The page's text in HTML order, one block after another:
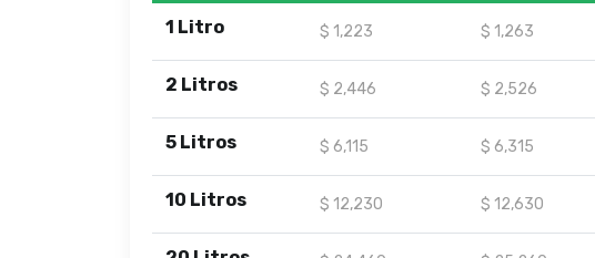
1 Litro $ 1,223 $ 1,263
2 Litros $ 2,446 $ 2,526
5 Litros $ 6,115 $ 6,315
10 Litros $ 12,230 $ 12,630